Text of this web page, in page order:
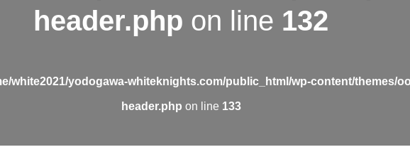
header.php on line 132
white2021/yodogawa-whiteknights.com/public_html/wp-content/themes/
header.php on line 133